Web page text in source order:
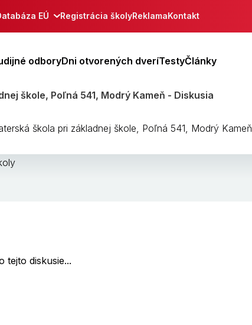
EÚ Registrácia školyReklamaKontakt
odboryDni otvorených dveríTestyČlánky
škole, Poľná 541, Modrý Kameň - Diskusia
škola pri základnej škole, Poľná 541, Modrý Kameň
tejto diskusie...